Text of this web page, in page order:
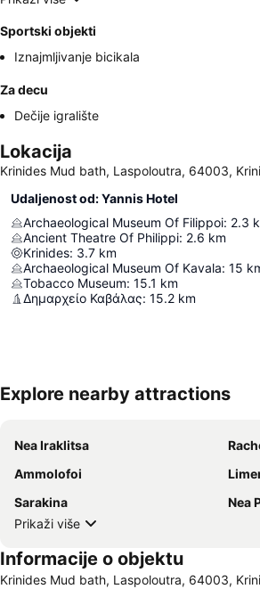
Sportski objekti
Iznajmljivanje bicikala
Za decu
Dečije igralište
Lokacija
Krinides Mud bath, Laspoloutra, 64003,
Udaljenost od: Yannis Hotel
Archaeological Museum Of Filippoi: 2.3
Ancient Theatre Of Philippi: 2.6 km
Krinides: 3.7 km
Archaeological Museum Of Kavala: 15
Τοbacco Μuseum: 15.1 km
Δημαρχείο Καβάλας: 15.2 km
Explore nearby attractions
Nea Iraklitsa
Ammolofoi
Sarakina
Nea
Prikaži više
Informacije o objektu
Krinides Mud bath, Laspoloutra, 64003,